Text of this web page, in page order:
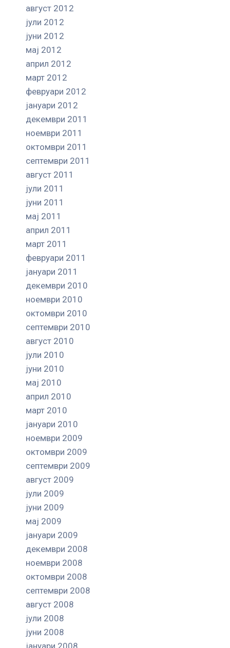
август 2012
јули 2012
јуни 2012
мај 2012
април 2012
март 2012
февруари 2012
јануари 2012
декември 2011
ноември 2011
октомври 2011
септември 2011
август 2011
јули 2011
јуни 2011
мај 2011
април 2011
март 2011
февруари 2011
јануари 2011
декември 2010
ноември 2010
октомври 2010
септември 2010
август 2010
јули 2010
јуни 2010
мај 2010
април 2010
март 2010
јануари 2010
ноември 2009
октомври 2009
септември 2009
август 2009
јули 2009
јуни 2009
мај 2009
јануари 2009
декември 2008
ноември 2008
октомври 2008
септември 2008
август 2008
јули 2008
јуни 2008
јануари 2008